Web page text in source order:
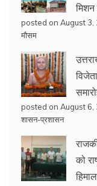
मिशन
posted on August 3,
मौसम
posted on August 6,
शासन-प्रशासन
को